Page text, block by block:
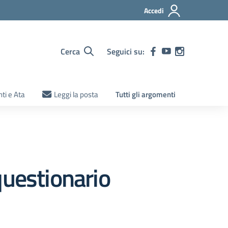
Accedi
Cerca Seguici su:
e Ata Leggi la posta Tutti gli argomenti